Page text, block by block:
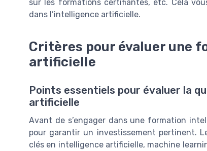
sur les formations certifiantes, etc. Cela
dans l’intelligence artificielle.
Critères pour évaluer une
artificielle
Points essentiels pour évaluer la
artificielle
Avant de s’engager dans une formation
pour garantir un investissement pertinent.
clés en intelligence artificielle, machine